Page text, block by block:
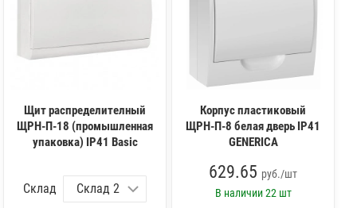
Щит распределителный
ЩРН-П-18 (промышленная
упаковка) IP41 Basic
Склад
Корпус пластиковый
ЩРН-П-8 белая дверь IP41
GENERICA
629.65 руб./шт
В наличии22 шт